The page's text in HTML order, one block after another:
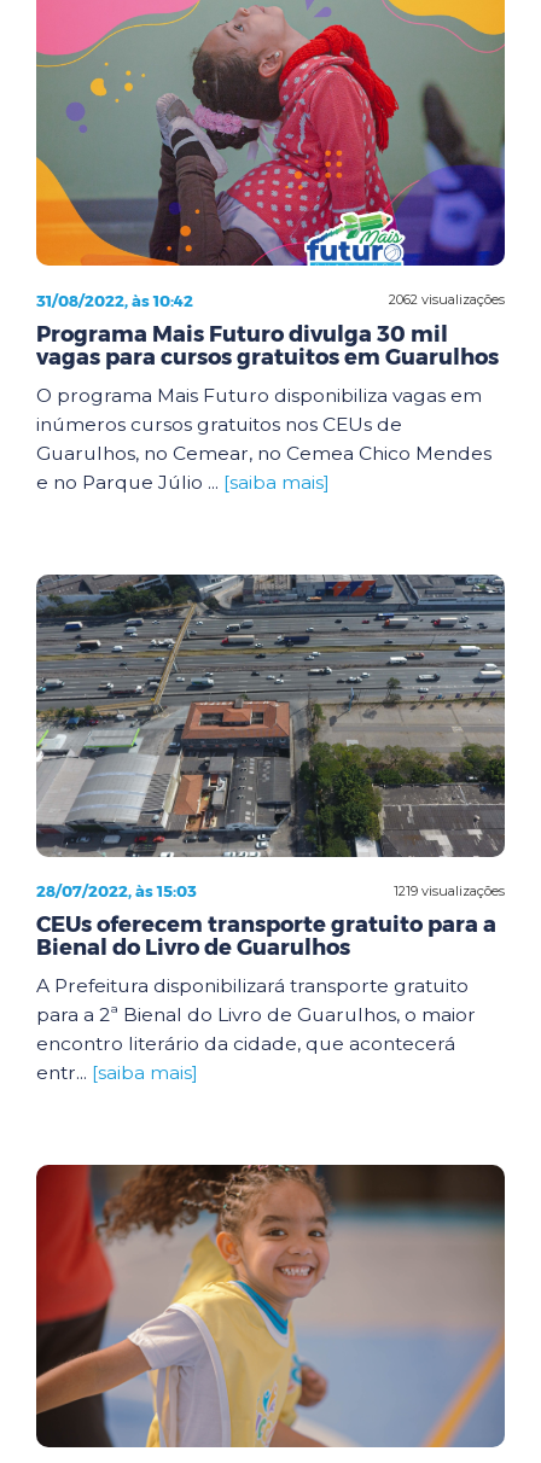
2062 visualizações
31/08/2022, às 10:42
Programa Mais Futuro divulga 30 mil
vagas para cursos gratuitos em Guarulhos
O programa Mais Futuro disponibiliza vagas em
inúmeros cursos gratuitos nos CEUs de
Guarulhos, no Cemear, no Cemea Chico Mendes
e no Parque Júlio ... [saiba mais]
1219 visualizações
28/07/2022, às 15:03
CEUs oferecem transporte gratuito para a
Bienal do Livro de Guarulhos
A Prefeitura disponibilizará transporte gratuito
para a 2ª Bienal do Livro de Guarulhos, o maior
encontro literário da cidade, que acontecerá
entr... [saiba mais]